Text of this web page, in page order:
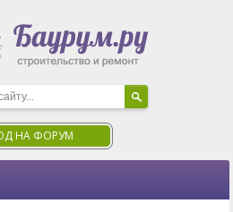
НА ФОРУМ